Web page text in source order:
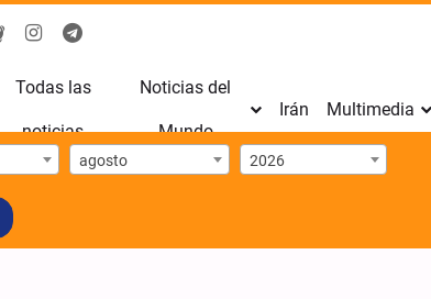
Todas las
noticias
Noticias del
Mundo
Irán Multimedia
agosto 2026